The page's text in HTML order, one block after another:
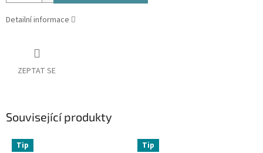
Detailní informace
ZEPTAT SE
Související produkty
Tip Tip